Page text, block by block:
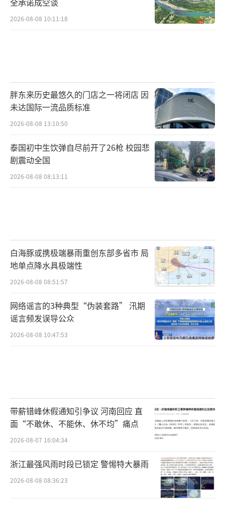
2026-08-08 10:11:18
胖东来历史最悠久的门店之一将闭店 因
未达国际一流品质标准
2026-08-08 13:10:50
泰国初中生饮弹自尽前开了26枪 校园悲
剧震动全国
2026-08-08 08:13:11
白海豚或携极端暴雨重创东部多省市 局
地单点降水具极端性
2026-08-08 08:51:57
网络谣言的3种典型“伪装套路” 汛期
谣言频发误导公众
2026-08-08 10:47:53
带薪错峰休假通知引争议 河南回应 直
面“不敢休、不能休、休不均”痛点
2026-08-07 16:04:34
浙江最强风雨时段已锁定 警惕特大暴雨
2026-08-08 08:36:23